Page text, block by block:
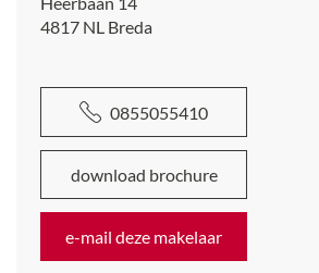
4817 NL Breda
0855055410
download brochure
e-mail deze makelaar